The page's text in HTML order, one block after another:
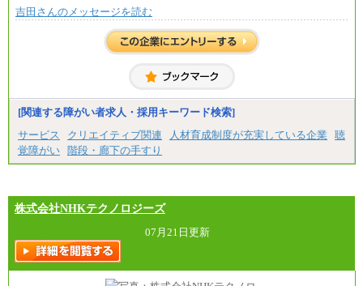
※20時間を超過した場合は別途支給
中途：
(1)(2)月給：25万3400円～28万5900円
※20時間を超過した場合は別途支給
※試用期間中も給与に変更はございません
吉田さんのメッセージを読む
[関連する障がい者求人・採用キーワード検索]
サービス
クリエイティブ関連 人材育成制度が充実している企業
聴
覚障がい 階段・廊下の手すり
株式会社NHKテクノロジーズ
07月21日更新